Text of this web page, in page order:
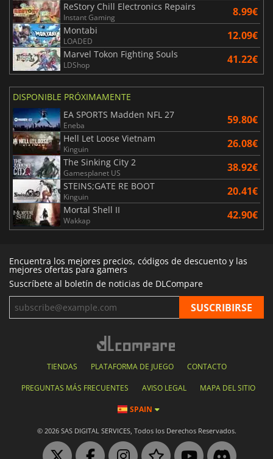
ReStory Chill Electronics Repairs
Instant Gaming 8.99€
Montabi
LOADED 12.09€
Marvel Tokon Fighting Souls
LDShop 41.22€
DISPONIBLE PRÓXIMAMENTE
EA SPORTS Madden NFL 27
Eneba 59.80€
Hell Let Loose Vietnam
Kinguin 26.08€
The Sinking City 2
Gamesplanet US 38.92€
STEINS;GATE RE BOOT
Kinguin 20.41€
Mortal Shell II
Wakkap 42.90€
Encuentra los mejores precios, códigos de descuento y las
mejores ofertas para gamers
Suscríbete al boletín de noticias de DLCompare
TIENDAS PLATAFORMA DE JUEGO CONTACTO
PREGUNTAS MÁS FRECUENTES AVISO LEGAL MAPA DEL SITIO
SPAIN
© 2026 SAS DIGITAL SERVICES, Todos los Derechos Reservados.